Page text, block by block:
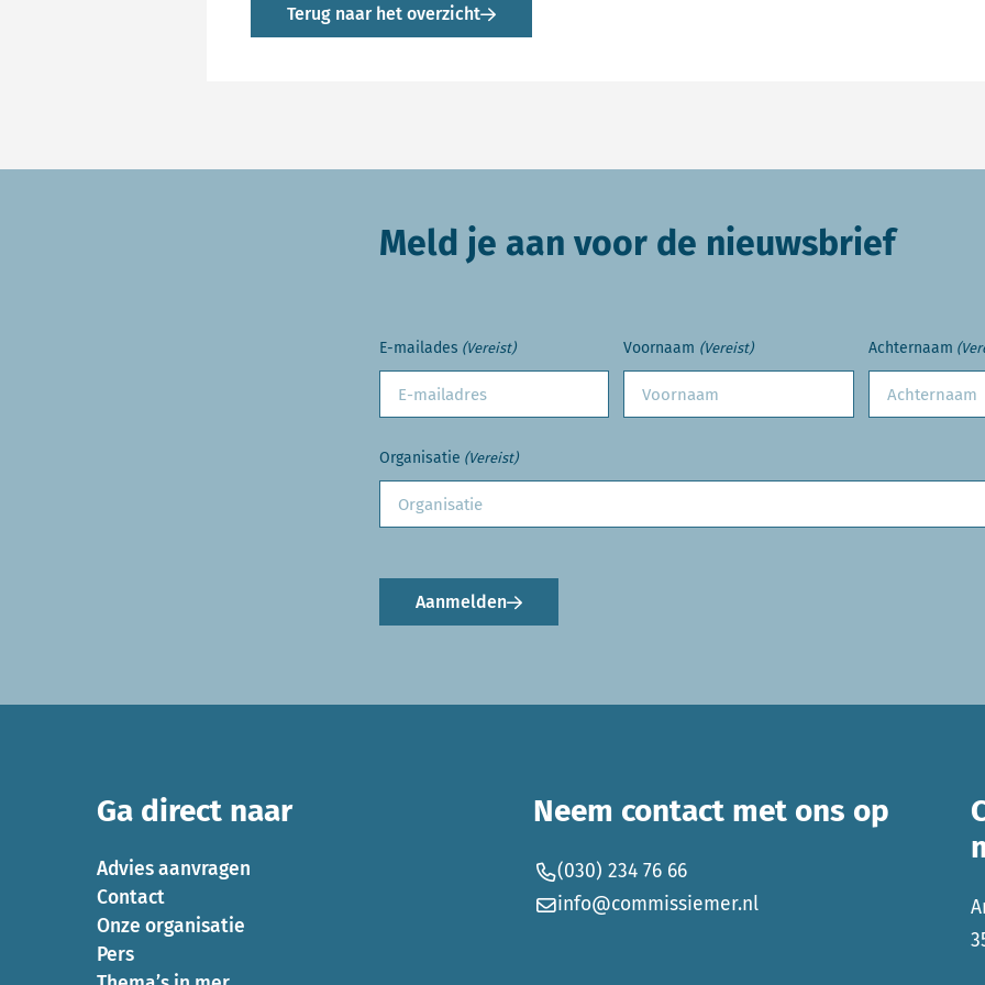
Terug naar het overzicht
Meld je aan voor de nieuwsbrief
E-mailades (Vereist) Voornaam (Vereist) Achternaam
Organisatie (Vereist)
Aanmelden
Ga direct naar
Advies aanvragen
Contact
Onze organisatie
Pers
Neem contact met ons op
(030) 234 76 66
info@commissiemer.nl